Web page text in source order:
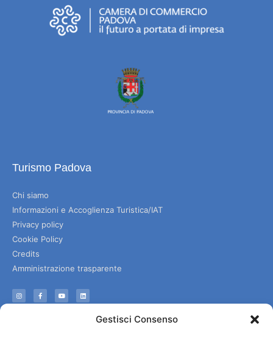
Gestisci Consenso
Turismo Padova
Chi siamo
Informazioni e Accoglienza Turistica/IAT
Privacy policy
Cookie Policy
Credits
Amministrazione trasparente